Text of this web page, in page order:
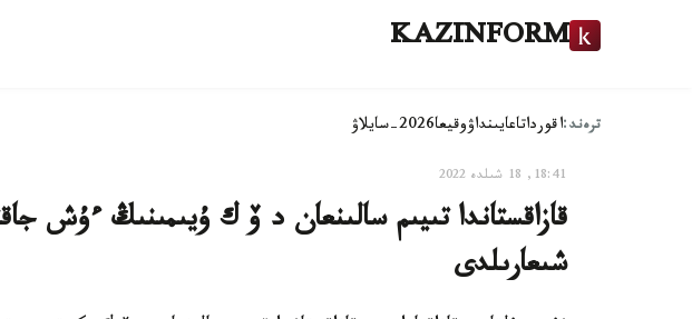
KAZINFORM
ترەند:اقورداتاعايىنداۋوقيعا2026-سايلاۋ
18:41, 18 شىلدە 2022
قازاقستاندا تىيىم سالىنعان د ۆ ك ۇيىمىنىڭ ءۇش
شىعارىلدى